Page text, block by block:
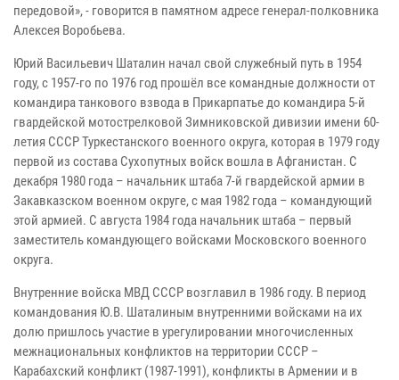
передовой», - говорится в памятном адресе генерал-полковника
Алексея Воробьева.
Юрий Васильевич Шаталин начал свой служебный путь в 1954
году, с 1957-го по 1976 год прошёл все командные должности от
командира танкового взвода в Прикарпатье до командира 5-й
гвардейской мотострелковой Зимниковской дивизии имени 60-
летия СССР Туркестанского военного округа, которая в 1979 году
первой из состава Сухопутных войск вошла в Афганистан. С
декабря 1980 года – начальник штаба 7-й гвардейской армии в
Закавказском военном округе, с мая 1982 года – командующий
этой армией. С августа 1984 года начальник штаба – первый
заместитель командующего войсками Московского военного
округа.
Внутренние войска МВД СССР возглавил в 1986 году. В период
командования Ю.В. Шаталиным внутренними войсками на их
долю пришлось участие в урегулировании многочисленных
межнациональных конфликтов на территории СССР –
Карабахский конфликт (1987-1991), конфликты в Армении и в